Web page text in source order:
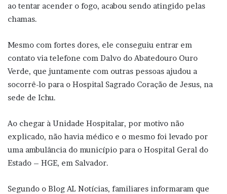
ao tentar acender o fogo, acabou sendo atingido pelas
chamas.
Mesmo com fortes dores, ele conseguiu entrar em
contato via telefone com Dalvo do Abatedouro Ouro
Verde, que juntamente com outras pessoas ajudou a
socorrê-lo para o Hospital Sagrado Coração de Jesus, na
sede de Ichu.
Ao chegar à Unidade Hospitalar, por motivo não
explicado, não havia médico e o mesmo foi levado por
uma ambulância do município para o Hospital Geral do
Estado – HGE, em Salvador.
Segundo o Blog AL Notícias, familiares informaram que